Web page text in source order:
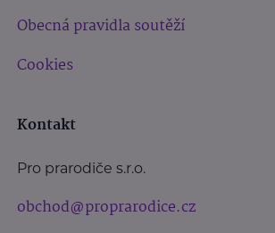
Obecná pravidla soutěží
Cookies
Kontakt
Pro prarodiče s.r.o.
obchod@proprarodice.cz